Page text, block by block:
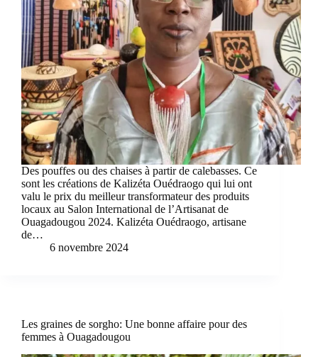
Des pouffes ou des chaises à partir de calebasses. Ce
sont les créations de Kalizéta Ouédraogo qui lui ont
valu le prix du meilleur transformateur des produits
locaux au Salon International de l’Artisanat de
Ouagadougou 2024. Kalizéta Ouédraogo, artisane
de…
6 novembre 2024
Les graines de sorgho: Une bonne affaire pour des
femmes à Ouagadougou